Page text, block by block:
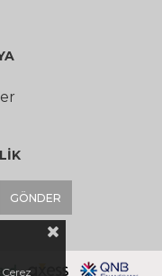
GÖNDER